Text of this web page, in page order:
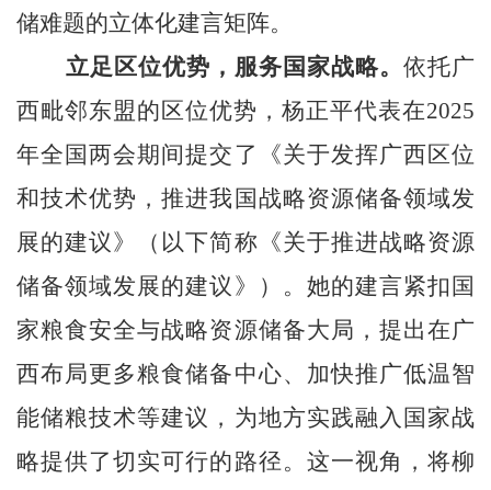
储难题的立体化建言矩阵。
立足区位优势，服务国家战略。 依托广
西毗邻东盟的区位优势，杨正平代表在2025
年全国两会期间提交了《关于发挥广西区位
和技术优势，推进我国战略资源储备领域发
展的建议》（以下简称《关于推进战略资源
储备领域发展的建议》）。她的建言紧扣国
家粮食安全与战略资源储备大局，提出在广
西布局更多粮食储备中心、加快推广低温智
能储粮技术等建议，为地方实践融入国家战
略提供了切实可行的路径。这一视角，将柳